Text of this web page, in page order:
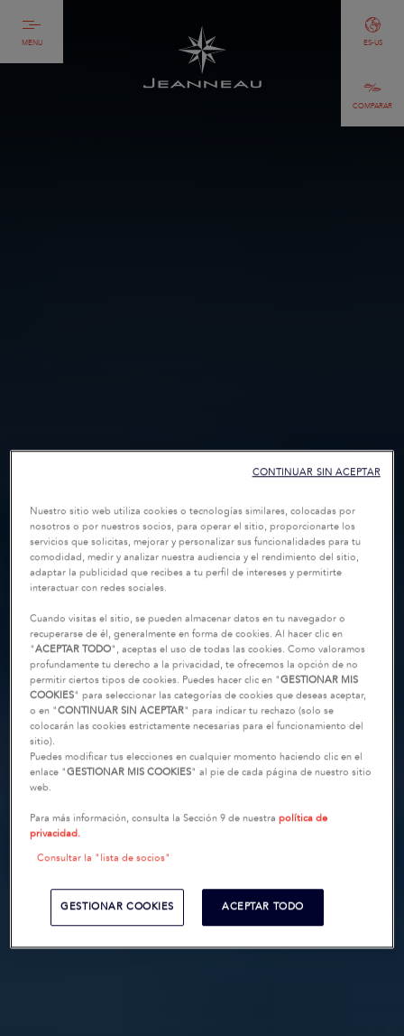
MENU
COMPARAR
ES-US
Nuestro sitio web utiliza cookies o tecnologías similares, colocadas por
nosotros o por nuestros socios, para operar el sitio, proporcionarte los
servicios que solicitas, mejorar y personalizar sus funcionalidades para tu
comodidad, medir y analizar nuestra audiencia y el rendimiento del sitio,
adaptar la publicidad que recibes a tu perfil de intereses y permitirte
interactuar con redes sociales.
Cuando visitas el sitio, se pueden almacenar datos en tu navegador o
recuperarse de él, generalmente en forma de cookies. Al hacer clic en
"ACEPTAR TODO", aceptas el uso de todas las cookies. Como valoramos
profundamente tu derecho a la privacidad, te ofrecemos la opción de no
permitir ciertos tipos de cookies. Puedes hacer clic en "GESTIONAR MIS
COOKIES" para seleccionar las categorías de cookies que deseas aceptar,
o en "CONTINUAR SIN ACEPTAR" para indicar tu rechazo (solo se
colocarán las cookies estrictamente necesarias para el funcionamiento del
sitio).
Puedes modificar tus elecciones en cualquier momento haciendo clic en el
enlace "GESTIONAR MIS COOKIES" al pie de cada página de nuestro sitio
web.
Para más información, consulta la Sección 9 de nuestrapolítica de
privacidad.
Consultar la "lista de socios"
GESTIONAR COOKIES ACEPTAR TODO
CONTINUAR SIN ACEPTAR